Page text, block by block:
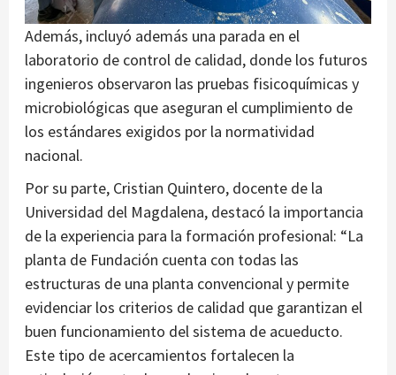
Además, incluyó además una parada en el
laboratorio de control de calidad, donde los futuros
ingenieros observaron las pruebas fisicoquímicas y
microbiológicas que aseguran el cumplimiento de
los estándares exigidos por la normatividad
nacional.
Por su parte, Cristian Quintero, docente de la
Universidad del Magdalena, destacó la importancia
de la experiencia para la formación profesional: “La
planta de Fundación cuenta con todas las
estructuras de una planta convencional y permite
evidenciar los criterios de calidad que garantizan el
buen funcionamiento del sistema de acueducto.
Este tipo de acercamientos fortalecen la